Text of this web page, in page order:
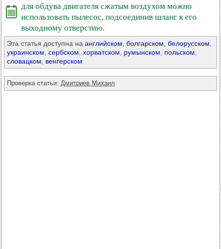
для обдува двигателя сжатым воздухом можно
использовать пылесос, подсоединив шланг к его
выходному отверстию.
Эта статья доступна на английском болгарском белорусском
украинском сербском хорватском румынском польском
словацком
венгерском
Проверка статьи: Дмитриев Михаил